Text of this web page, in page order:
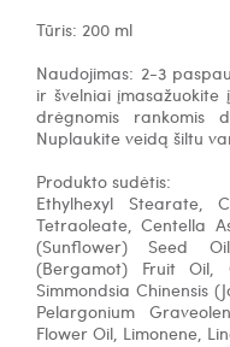
Tūris: 200 ml
Naudojimas: 2-3
ir švelniai
drėgnomis rankomis
Nuplaukite veidą šiltu
Produkto sudėtis:
Ethylhexyl Stearate,
Tetraoleate, Centella
(Sunflower) Seed
(Bergamot) Fruit Oil,
Simmondsia Chinensis
Pelargonium
Flower Oil, Limonene,